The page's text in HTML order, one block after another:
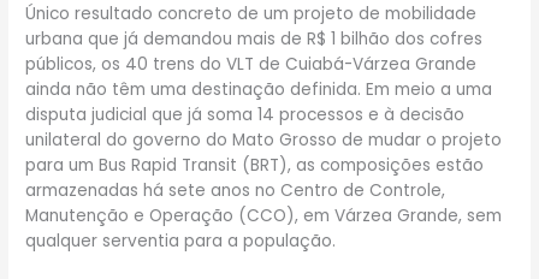
Único resultado concreto de um projeto de mobilidade
urbana que já demandou mais de R$ 1 bilhão dos cofres
públicos, os 40 trens do VLT de Cuiabá-Várzea Grande
ainda não têm uma destinação definida. Em meio a uma
disputa judicial que já soma 14 processos e à decisão
unilateral do governo do Mato Grosso de mudar o projeto
para um Bus Rapid Transit (BRT), as composições estão
armazenadas há sete anos no Centro de Controle,
Manutenção e Operação (CCO), em Várzea Grande, sem
qualquer serventia para a população.